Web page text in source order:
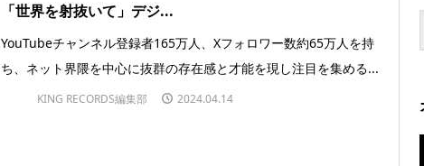
「世界を射抜いて」デジ...
YouTubeチャンネル登録者165万人、Xフォロワー数約65万人を持
ち、ネット界隈を中心に抜群の存在感と才能を現し注目を集める...
KING RECORDS編集部 2024.04.14